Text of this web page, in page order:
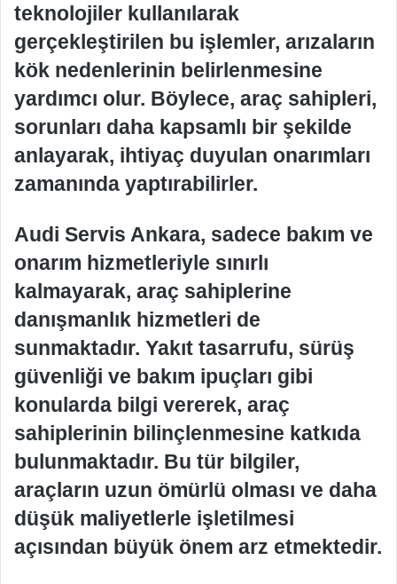
teknolojiler kullanılarak
gerçekleştirilen bu işlemler, arızaların
kök nedenlerinin belirlenmesine
yardımcı olur. Böylece, araç sahipleri,
sorunları daha kapsamlı bir şekilde
anlayarak, ihtiyaç duyulan onarımları
zamanında yaptırabilirler.
Audi Servis Ankara, sadece bakım ve
onarım hizmetleriyle sınırlı
kalmayarak, araç sahiplerine
danışmanlık hizmetleri de
sunmaktadır. Yakıt tasarrufu, sürüş
güvenliği ve bakım ipuçları gibi
konularda bilgi vererek, araç
sahiplerinin bilinçlenmesine katkıda
bulunmaktadır. Bu tür bilgiler,
araçların uzun ömürlü olması ve daha
düşük maliyetlerle işletilmesi
açısından büyük önem arz etmektedir.